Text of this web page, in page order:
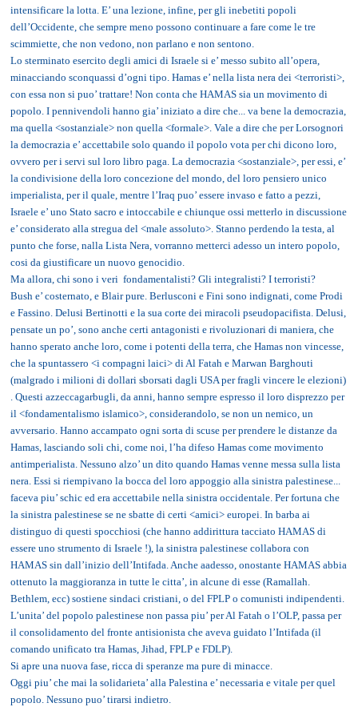
intensificare la lotta. E’ una lezione, infine, per gli inebetiti popoli
dell’Occidente, che sempre meno possono continuare a fare come le tre
scimmiette, che non vedono, non parlano e non sentono.
Lo sterminato esercito degli amici di Israele si e’ messo subito all’opera,
minacciando sconquassi d’ogni tipo. Hamas e’ nella lista nera dei <terroristi>,
con essa non si puo’ trattare! Non conta che HAMAS sia un movimento di
popolo. I pennivendoli hanno gia’ iniziato a dire che... va bene la democrazia,
ma quella <sostanziale> non quella <formale>. Vale a dire che per Lorsognori
la democrazia e’ accettabile solo quando il popolo vota per chi dicono loro,
ovvero per i servi sul loro libro paga. La democrazia <sostanziale>, per essi, e’
la condivisione della loro concezione del mondo, del loro pensiero unico
imperialista, per il quale, mentre l’Iraq puo’ essere invaso e fatto a pezzi,
Israele e’ uno Stato sacro e intoccabile e chiunque ossi metterlo in discussione
e’ considerato alla stregua del <male assoluto>. Stanno perdendo la testa, al
punto che forse, nalla Lista Nera, vorranno metterci adesso un intero popolo,
cosi da giustificare un nuovo genocidio.
Ma allora, chi sono i veri fondamentalisti? Gli integralisti? I terroristi?
Bush e’ costernato, e Blair pure. Berlusconi e Fini sono indignati, come Prodi
e Fassino. Delusi Bertinotti e la sua corte dei miracoli pseudopacifista. Delusi,
pensate un po’, sono anche certi antagonisti e rivoluzionari di maniera, che
hanno sperato anche loro, come i potenti della terra, che Hamas non vincesse,
che la spuntassero <i compagni laici> di Al Fatah e Marwan Barghouti
(malgrado i milioni di dollari sborsati dagli USA per fragli vincere le elezioni)
. Questi azzeccagarbugli, da anni, hanno sempre espresso il loro disprezzo per
il <fondamentalismo islamico>, considerandolo, se non un nemico, un
avversario. Hanno accampato ogni sorta di scuse per prendere le distanze da
Hamas, lasciando soli chi, come noi, l’ha difeso Hamas come movimento
antimperialista. Nessuno alzo’ un dito quando Hamas venne messa sulla lista
nera. Essi si riempivano la bocca del loro appoggio alla sinistra palestinese...
faceva piu’ schic ed era accettabile nella sinistra occidentale. Per fortuna che
la sinistra palestinese se ne sbatte di certi <amici> europei. In barba ai
distinguo di questi spocchiosi (che hanno addirittura tacciato HAMAS di
essere uno strumento di Israele !), la sinistra palestinese collabora con
HAMAS sin dall’inizio dell’Intifada. Anche aadesso, onostante HAMAS abbia
ottenuto la maggioranza in tutte le citta’, in alcune di esse (Ramallah.
Bethlem, ecc) sostiene sindaci cristiani, o del FPLP o comunisti indipendenti.
L’unita’ del popolo palestinese non passa piu’ per Al Fatah o l’OLP, passa per
il consolidamento del fronte antisionista che aveva guidato l’Intifada (il
comando unificato tra Hamas, Jihad, FPLP e FDLP).
Si apre una nuova fase, ricca di speranze ma pure di minacce.
Oggi piu’ che mai la solidarieta’ alla Palestina e’ necessaria e vitale per quel
popolo. Nessuno puo’ tirarsi indietro.